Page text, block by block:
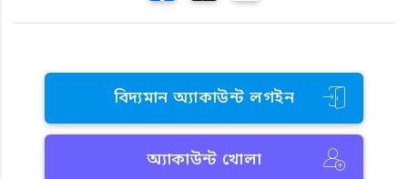
বিদ্যমান অ্যাকাউন্ট লগইন
অ্যাকাউন্ট খোলা